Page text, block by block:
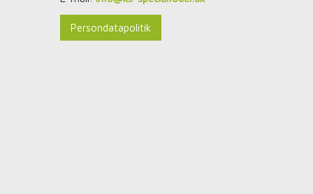
Persondatapolitik